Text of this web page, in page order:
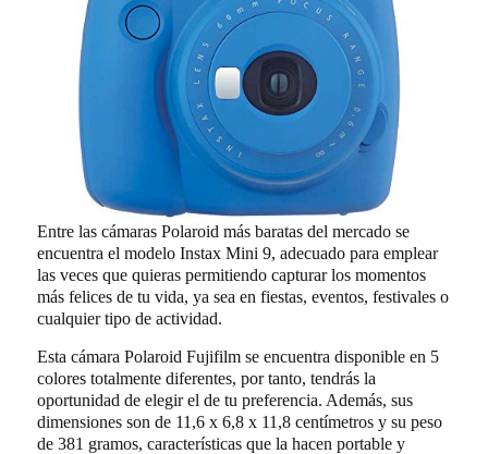
Entre las cámaras Polaroid más baratas del mercado se
encuentra el modelo Instax Mini 9, adecuado para emplear
las veces que quieras permitiendo capturar los momentos
más felices de tu vida, ya sea en fiestas, eventos, festivales o
cualquier tipo de actividad.
Esta cámara Polaroid Fujifilm se encuentra disponible en 5
colores totalmente diferentes, por tanto, tendrás la
oportunidad de elegir el de tu preferencia. Además, sus
dimensiones son de 11,6 x 6,8 x 11,8 centímetros y su peso
de 381 gramos, características que la hacen portable y